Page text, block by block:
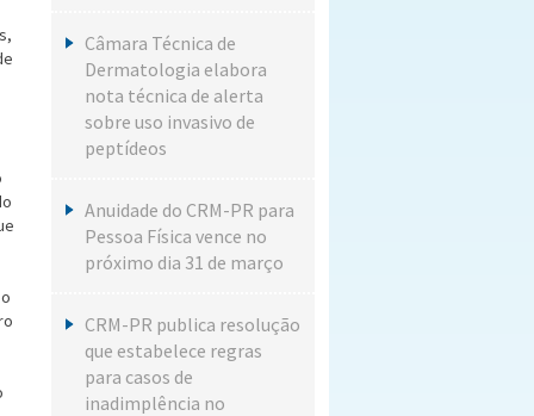
Câmara Técnica de
Dermatologia elabora
nota técnica de alerta
sobre uso invasivo de
peptídeos
Anuidade do CRM-PR para
Pessoa Física vence no
próximo dia 31 de março
CRM-PR publica resolução
que estabelece regras
para casos de
inadimplência no